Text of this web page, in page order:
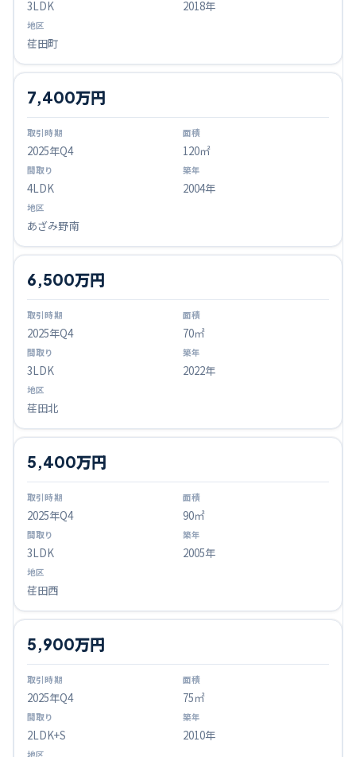
3LDK 2018年
荏田町
2025年Q4
7,400万円
120㎡
4LDK 2004年
あざみ野南
2025年Q4
6,500万円
70㎡
3LDK 2022年
荏田北
2025年Q4
5,400万円
90㎡
3LDK 2005年
荏田西
2025年Q4
5,900万円
75㎡
2LDK+S 2010年